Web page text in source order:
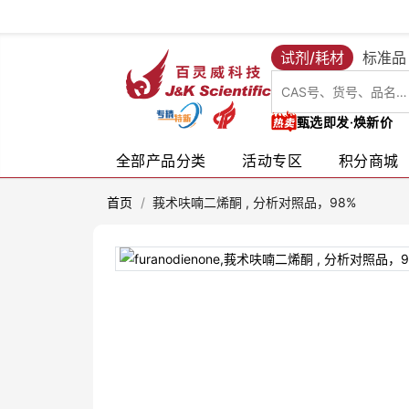
试剂/耗材 标准品
甄选即发·焕新价
全部产品分类 活动专区 积分商城
首页 / 莪术呋喃二烯酮 , 分析对照品，98%